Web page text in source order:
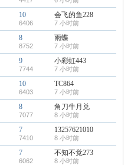
10
6406
会飞的鱼228
7 小时前
8
8752
雨蝶
7 小时前
9
7744
小彩虹443
7 小时前
10
6403
TC864
7 小时前
8
7077
角刀牛月兑
8 小时前
7
7410
13257621010
8 小时前
7
6062
不知不觉273
8 小时前